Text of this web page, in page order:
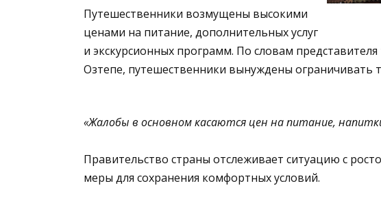
Путешественники возмущены высокими
ценами на питание, дополнительных услуг
и экскурсионных программ. По словам
Озтепе, путешественники вынуждены ограничивать
«Жалобы в основном касаются цен на питание,
Правительство страны отслеживает ситуацию с
меры для сохранения комфортных условий.